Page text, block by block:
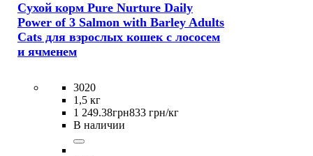
Сухой корм Pure Nurture Daily
Power of 3 Salmon with Barley Adults
Cats для взрослых кошек с лососем
и ячменем
3020
1,5 кг
1 249.38грн833 грн/кг
В наличии